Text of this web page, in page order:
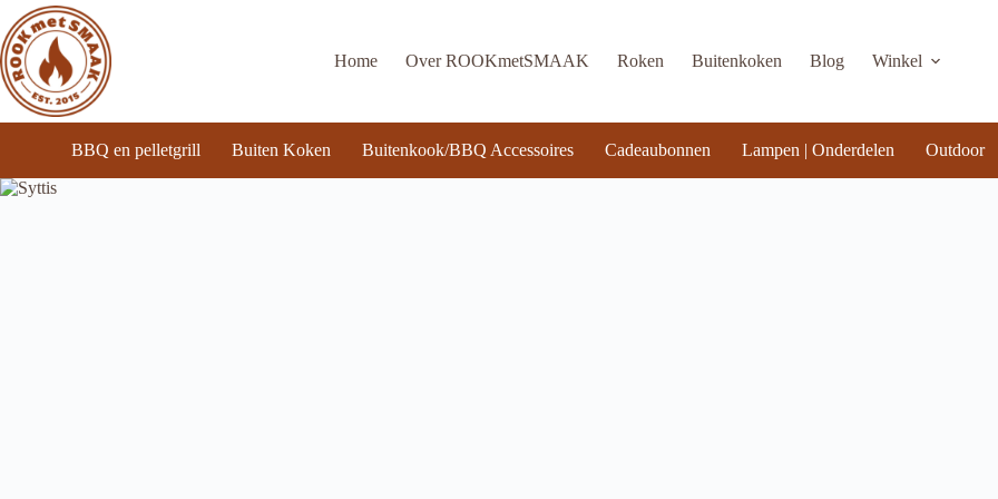
naar
de
inhoud
Home Over ROOKmetSMAAK Roken Buitenkoken Blog Winkel
BBQ en pelletgrill Buiten Koken Buitenkook/BBQ Accessoires Cadeaubonnen Lampen | Onderdelen Outdoor